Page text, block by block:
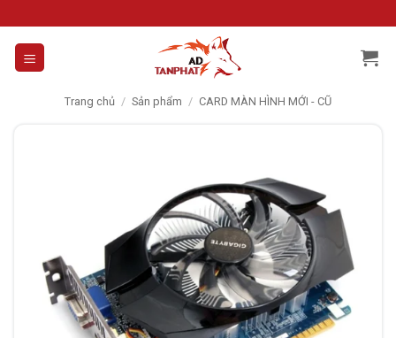
to
content
Trang chủ / Sản phẩm / CARD MÀN HÌNH MỚI - CŨ